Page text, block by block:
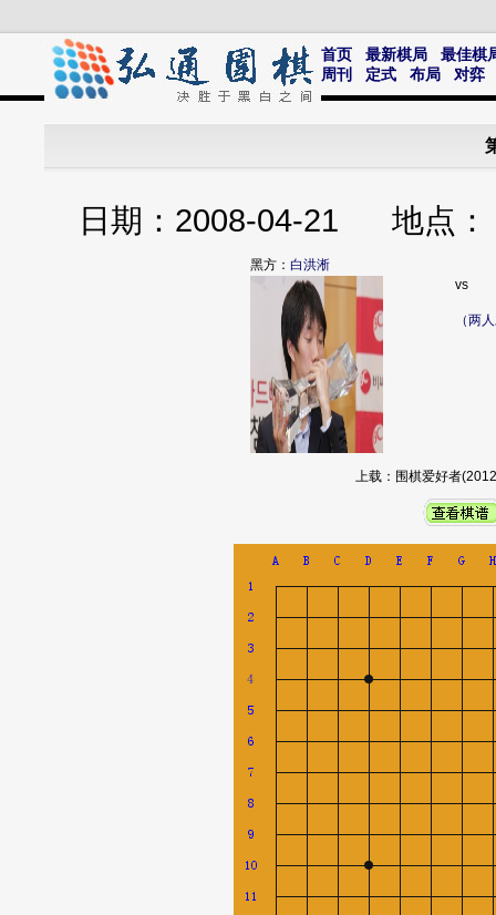
首页 最新棋局
最佳棋
周刊
定式 布局 对弈
日期：2008-04-21 地
黑方： 白洪淅
vs
（两
上载：围棋爱好者